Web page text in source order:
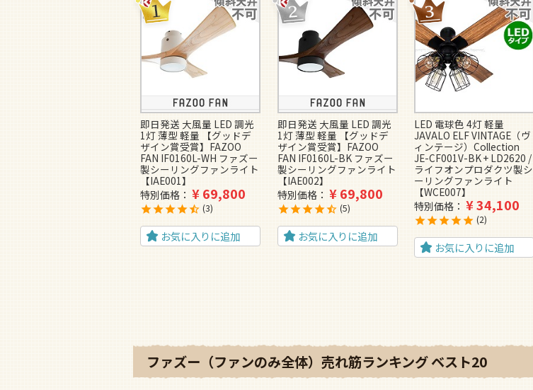
即日発送 大風量 LED 調光
1灯 薄型 軽量 【グッドデ
ザイン賞受賞】FAZOO
FAN IF0160L-WH ファズー
製シーリングファンライト
【IAE001】
特別価格
¥69,800
3
お気に入りに追加
即日発送 大風量 LED 調光
1灯 薄型 軽量 【グッドデ
ザイン賞受賞】FAZOO
FAN IF0160L-BK ファズー
製シーリングファンライト
【IAE002】
特別価格
¥ 69,800
5
お気に入りに追加
LED 電球色 4灯 軽量
JAVALO ELF VINTAGE（ヴ
ィンテージ）Collection
JE-CF001V-BK + LD2620 /
ライフオンプロダクツ製シ
ーリングファンライト
【WCE007】
特別価格
¥34,100
2
お気に入りに追加
ファズー（ファンのみ全体）売れ筋ランキング ベスト20